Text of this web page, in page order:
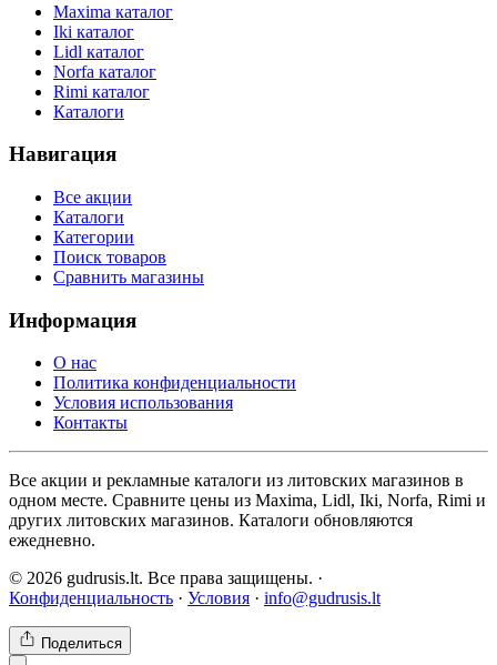
Maxima каталог
Iki каталог
Lidl каталог
Norfa каталог
Rimi каталог
Каталоги
Навигация
Все акции
Каталоги
Категории
Поиск товаров
Сравнить магазины
Информация
О нас
Политика конфиденциальности
Условия использования
Контакты
Все акции и рекламные каталоги из литовских магазинов в
одном месте. Сравните цены из Maxima, Lidl, Iki, Norfa, Rimi и
других литовских магазинов. Каталоги обновляются
ежедневно.
© 2026 gudrusis.lt. Все права защищены. ·
Конфиденциальность · Условия · info@gudrusis.lt
Поделиться